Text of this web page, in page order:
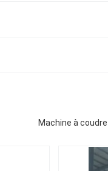
Machine à